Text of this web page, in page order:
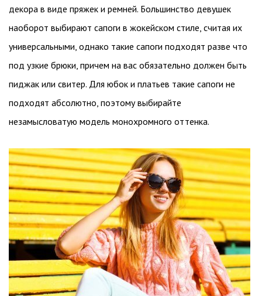
декора в виде пряжек и ремней. Большинство девушек
наоборот выбирают сапоги в жокейском стиле, считая их
универсальными, однако такие сапоги подходят разве что
под узкие брюки, причем на вас обязательно должен быть
пиджак или свитер. Для юбок и платьев такие сапоги не
подходят абсолютно, поэтому выбирайте
незамысловатую модель монохромного оттенка.